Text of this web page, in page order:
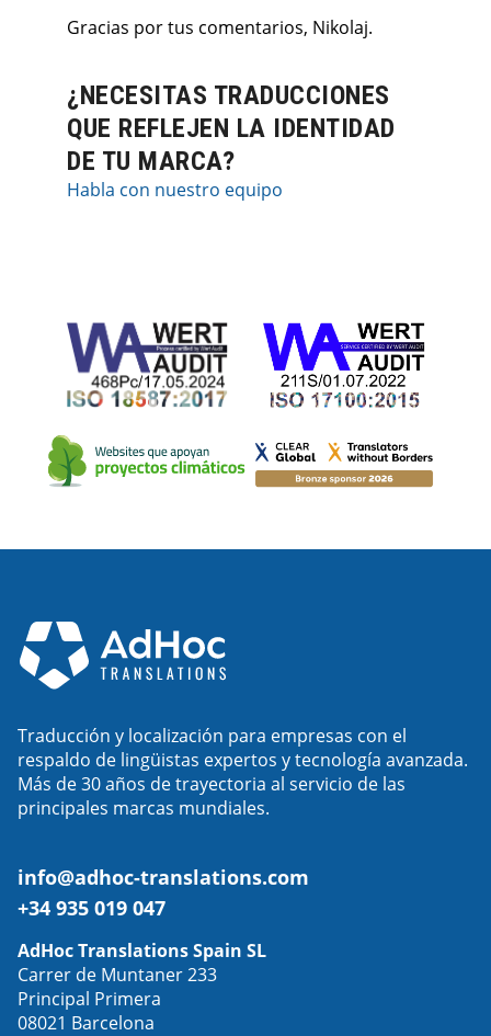
Gracias por tus comentarios, Nikolaj.
¿NECESITAS TRADUCCIONES
QUE REFLEJEN LA IDENTIDAD
DE TU MARCA?
Habla con nuestro equipo
Traducción y localización para empresas con el
respaldo de lingüistas expertos y tecnología avanzada.
Más de 30 años de trayectoria al servicio de las
principales marcas mundiales.
info@adhoc-translations.com
+34 935 019 047
AdHoc Translations Spain SL
Carrer de Muntaner 233
Principal Primera
08021 Barcelona